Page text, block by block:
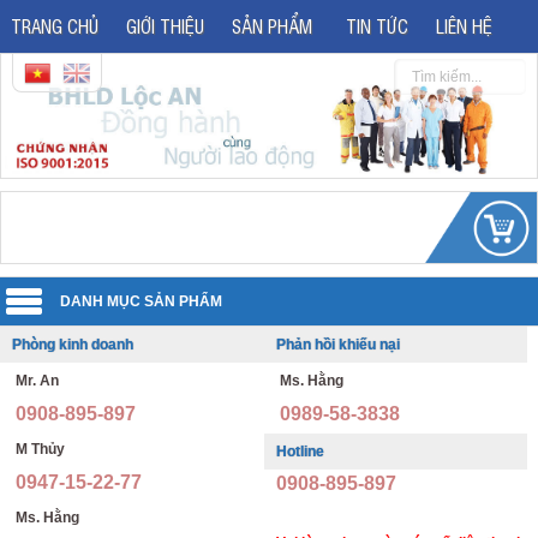
TRANG CHỦ GIỚI THIỆU SẢN PHẨM TIN TỨC LIÊN HỆ
Quần áo đồng phục
Đồng phục văn phòng
Đồng phục bảo vệ thông tư 08
Giày bảo hộ lao động
Giày bảo hộ nhập khẩu
Phòng kinh doanh
Mr. An
0908-895-897
M Thủy
0947-15-22-77
Ms. Hằng
Phản hồi khiếu nại
Ms. Hằng
0989-58-3838
Hotline
0908-895-897